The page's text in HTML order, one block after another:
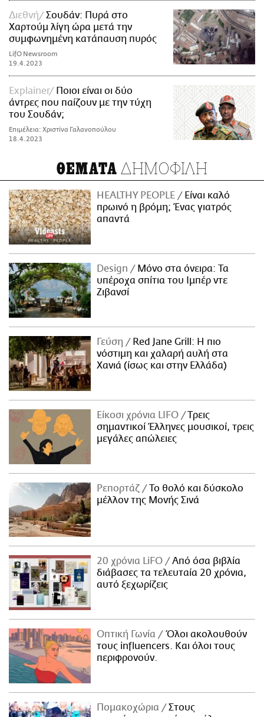
Διεθνή
Σουδάν: Πυρά στο
Χαρτούμ λίγη ώρα μετά την
συμφωνημένη κατάπαυση πυρός
LifO Newsroom
19.4.2023
Explainer
Ποιοι είναι οι δύο
άντρες που παίζουν με την τύχη
του Σουδάν;
Επιμέλεια: Χριστίνα Γαλανοπούλου
18.4.2023
ΘΕΜΑΤΑ ΔΗΜΟΦΙΛΗ
HEALTHY PEOPLE
Είναι καλό
πρωινό η βρόμη; Ένας γιατρός
απαντά
Design
Μόνο στα όνειρα: Τα
υπέροχα σπίτια του Ιμπέρ ντε
Ζιβανσί
Γεύση
Red Jane Grill: Η πιο
νόστιμη και χαλαρή αυλή στα
Χανιά (ίσως και στην Ελλάδα)
Είκοσι χρόνια LIFO
Tρεις
σημαντικοί Έλληνες μουσικοί, τρεις
μεγάλες απώλειες
Ρεπορτάζ
Το θολό και δύσκολο
μέλλον της Μονής Σινά
20 χρόνια LiFO
Από όσα βιβλία
διάβασες τα τελευταία 20 χρόνια,
αυτό ξεχωρίζεις
Οπτική Γωνία
Όλοι ακολουθούν
τους influencers. Και όλοι τους
περιφρονούν.
Πομακοχώρια
Στους